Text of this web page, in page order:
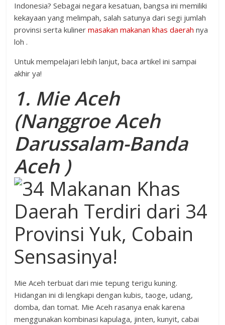
Indonesia? Sebagai negara kesatuan, bangsa ini memiliki
kekayaan yang melimpah, salah satunya dari segi jumlah
provinsi serta kulinermasakan makanan khas daerah nya
loh .
Untuk mempelajari lebih lanjut, baca artikel ini sampai
akhir ya!
1. Mie Aceh
(Nanggroe Aceh
Darussalam-Banda
Aceh )
Mie Aceh terbuat dari mie tepung terigu kuning.
Hidangan ini di lengkapi dengan kubis, taoge, udang,
domba, dan tomat. Mie Aceh rasanya enak karena
menggunakan kombinasi kapulaga, jinten, kunyit, cabai